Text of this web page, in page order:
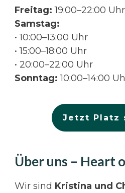
Freitag: 19:00–22:00 Uhr
Samstag:
• 10:00–13:00 Uhr
• 15:00–18:00 Uhr
• 20:00–22:00 Uhr
Sonntag: 10:00–14:00
Jetzt Platz
Über uns – Heart
Wir sind Kristina und